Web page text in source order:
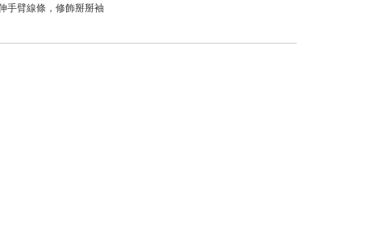
手臂線條，修飾掰掰袖